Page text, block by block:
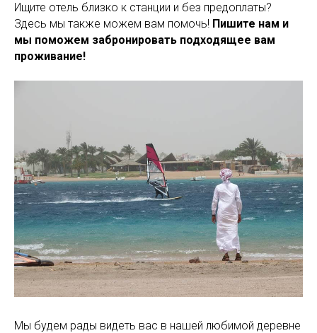
Ищите отель близко к станции и без предоплаты?
Здесь мы также можем вам помочь! Пишите нам и
мы поможем забронировать подходящее вам
проживание!
Мы будем рады видеть вас в нашей любимой деревне